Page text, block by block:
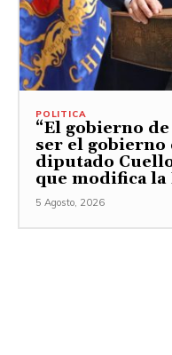
POLITICA
“El gobierno
ser el gobierno
diputado
que modifica la
5 Agosto, 2026